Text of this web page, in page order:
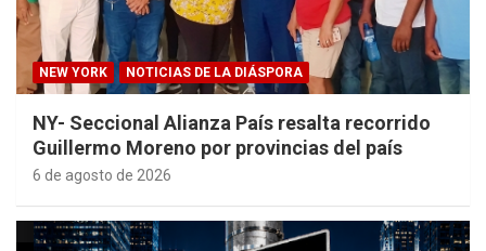
NEW YORK NOTICIAS DE LA DIÁSPORA
NY- Seccional Alianza País resalta recorrido
Guillermo Moreno por provincias del país
6 de agosto de 2026